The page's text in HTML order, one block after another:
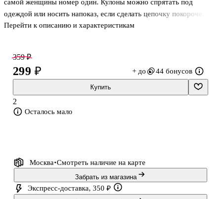
самой женщины номер один. Кулоны можно спрятать под
одеждой или носить напоказ, если сделать цепочку покороче.
Длина подвесок – 48 см.
Перейти к описанию и характеристикам
359 ₽
299 ₽ + до 44 бонусов
Купить
2
Осталось мало
Москва Смотреть наличие на карте
Забрать из магазина
Экспресс-доставка, 350 ₽